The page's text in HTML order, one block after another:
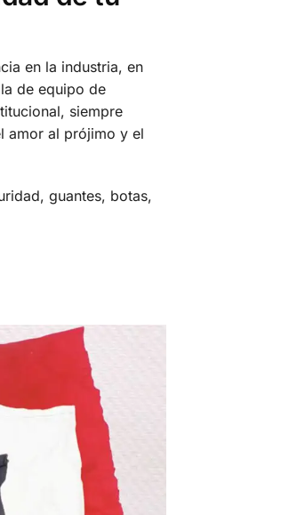
en la industria, en
de equipo de
siempre
amor al prójimo y el
guantes, botas,